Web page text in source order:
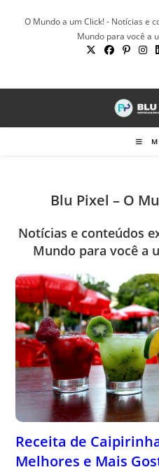
O Mundo a um Click! - Notícias e
Mundo para você a
Blu Pixel – O
Notícias e conteúdos
Mundo para você a
Receita de
Melhores e Mais